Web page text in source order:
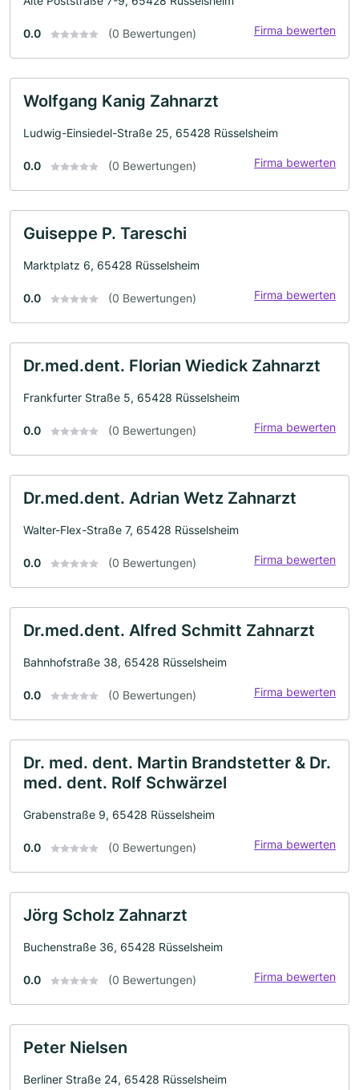
0.0 (0 Bewertungen) Firma bewerten
Wolfgang Kanig Zahnarzt
Ludwig-Einsiedel-Straße 25, 65428 Rüsselsheim
0.0 (0 Bewertungen) Firma bewerten
Guiseppe P. Tareschi
Marktplatz 6, 65428 Rüsselsheim
0.0 (0 Bewertungen) Firma bewerten
Dr.med.dent. Florian Wiedick Zahnarzt
Frankfurter Straße 5, 65428 Rüsselsheim
0.0 (0 Bewertungen) Firma bewerten
Dr.med.dent. Adrian Wetz Zahnarzt
Walter-Flex-Straße 7, 65428 Rüsselsheim
0.0 (0 Bewertungen) Firma bewerten
Dr.med.dent. Alfred Schmitt Zahnarzt
Bahnhofstraße 38, 65428 Rüsselsheim
0.0 (0 Bewertungen) Firma bewerten
Dr. med. dent. Martin Brandstetter & Dr.
med. dent. Rolf Schwärzel
Grabenstraße 9, 65428 Rüsselsheim
0.0 (0 Bewertungen) Firma bewerten
Jörg Scholz Zahnarzt
Buchenstraße 36, 65428 Rüsselsheim
0.0 (0 Bewertungen) Firma bewerten
Peter Nielsen
Berliner Straße 24, 65428 Rüsselsheim